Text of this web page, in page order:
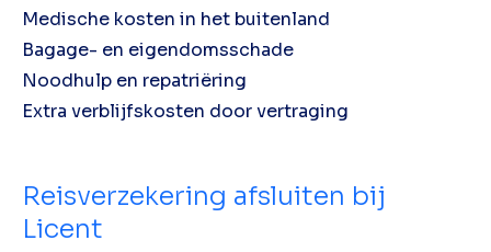
Medische kosten in het buitenland
Bagage- en eigendomsschade
Noodhulp en repatriëring
Extra verblijfskosten door vertraging
Reisverzekering afsluiten bij
Licent